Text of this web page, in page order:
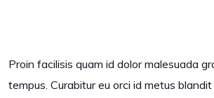
Proin facilisis quam id dolor malesuada
tempus. Curabitur eu orci id metus